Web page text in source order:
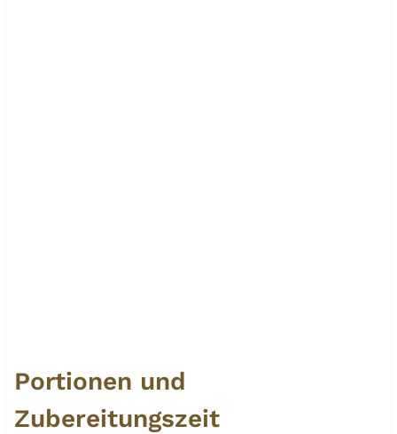
Portionen und
Zubereitungszeit